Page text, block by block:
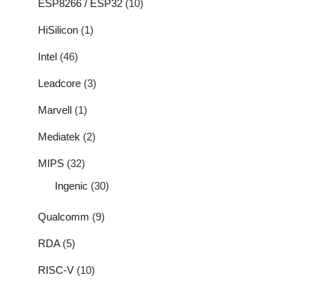
ESP8266 / ESP32 (10)
HiSilicon (1)
Intel (46)
Leadcore (3)
Marvell (1)
Mediatek (2)
MIPS (32)
Ingenic (30)
Qualcomm (9)
RDA(5)
RISC-V (10)